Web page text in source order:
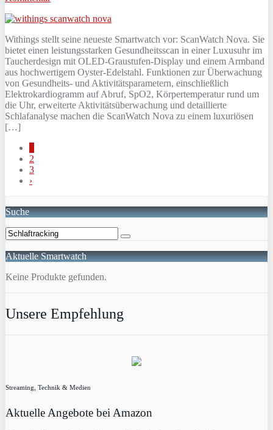
Withings stellt seine neueste Smartwatch vor: ScanWatch Nova. Sie
bietet einen leistungsstarken Gesundheitsscan in einer Luxusuhr im
Taucherdesign mit OLED-Graustufen-Display und einem Armband
aus hochwertigem Oyster-Edelstahl. Funktionen zur Überwachung
von Gesundheits- und Aktivitätsparametern, einschließlich
Elektrokardiogramm auf Abruf, SpO2, Körpertemperatur rund um
die Uhr, erweiterte Aktivitätsüberwachung und detaillierte
Schlafanalyse machen die ScanWatch Nova zu einem luxuriösen
[…]
2
3
›
Suche
Aktuelle Smartwatch
Keine Produkte gefunden.
Unsere Empfehlung
Streaming, Technik & Medien
Aktuelle Angebote bei Amazon